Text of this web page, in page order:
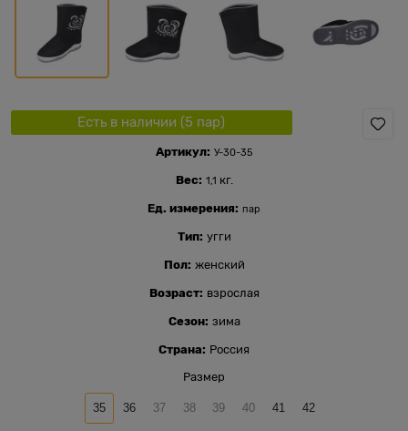
Есть в наличии (5 пар)
Артикул: У-30-35
Вес: 1,1 кг.
Ед. измерения: пар
Тип: угги
Пол: женский
Возраст: взрослая
Сезон: зима
Страна: Россия
Размер
35 36 37 38 39 40 41 42